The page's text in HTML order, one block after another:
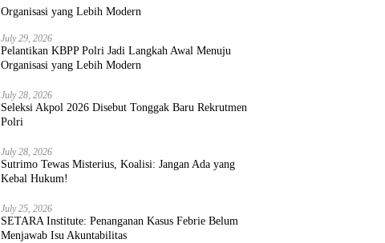
July 29, 2026
Pelantikan KBPP Polri Jadi Langkah Awal Menuju
Organisasi yang Lebih Modern
July 28, 2026
Seleksi Akpol 2026 Disebut Tonggak Baru Rekrutmen
Polri
July 28, 2026
Sutrimo Tewas Misterius, Koalisi: Jangan Ada yang
Kebal Hukum!
July 25, 2026
SETARA Institute: Penanganan Kasus Febrie Belum
Menjawab Isu Akuntabilitas